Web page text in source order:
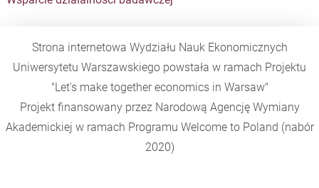
Strona internetowa Wydziału Nauk Ekonomicznych
Uniwersytetu Warszawskiego powstała w ramach Projektu
"Let's make together economics in Warsaw"
Projekt finansowany przez Narodową Agencję Wymiany
Akademickiej w ramach Programu Welcome to Poland (nabór
2020)